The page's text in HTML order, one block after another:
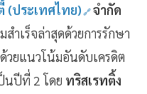
(ประเทศไทย) จำกัด
สำเร็จล่าสุดด้วยการรักษา
วยแนวโน้มอันดับเครดิต
นปีที่ 2 โดย ทริสเรทติ้ง